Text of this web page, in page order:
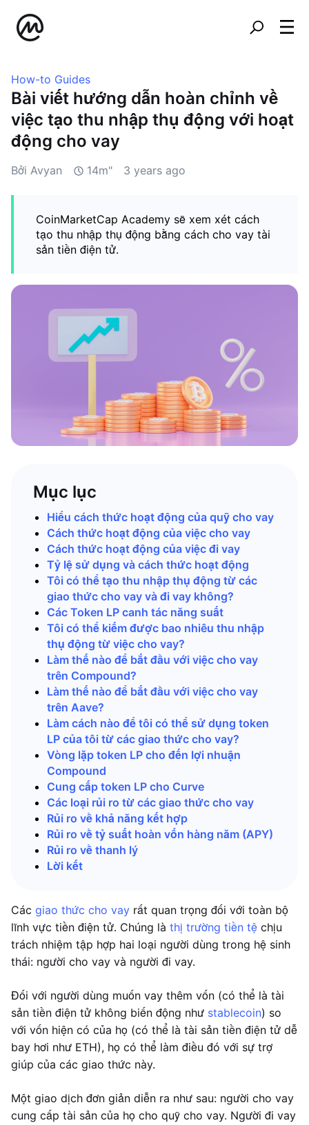
How-to Guides
Bài viết hướng dẫn hoàn chỉnh về
việc tạo thu nhập thụ động với hoạt
động cho vay
Bởi Avyan 14m" 3 years ago
CoinMarketCap Academy sẽ xem xét cách
tạo thu nhập thụ động bằng cách cho vay tài
sản tiền điện tử.
Mục lục
Hiểu cách thức hoạt động của quỹ cho vay
Cách thức hoạt động của việc cho vay
Cách thức hoạt động của việc đi vay
Tỷ lệ sử dụng và cách thức hoạt động
Tôi có thể tạo thu nhập thụ động từ các
giao thức cho vay và đi vay không?
Các Token LP canh tác năng suất
Tôi có thể kiếm được bao nhiêu thu nhập
thụ động từ việc cho vay?
Làm thế nào để bắt đầu với việc cho vay
trên Compound?
Làm thế nào để bắt đầu với việc cho vay
trên Aave?
Làm cách nào để tôi có thể sử dụng token
LP của tôi từ các giao thức cho vay?
Vòng lặp token LP cho đến lợi nhuận
Compound
Cung cấp token LP cho Curve
Các loại rủi ro từ các giao thức cho vay
Rủi ro về khả năng kết hợp
Rủi ro về tỷ suất hoàn vốn hàng năm (APY)
Rủi ro về thanh lý
Lời kết
Các giao thức cho vay rất quan trọng đối với toàn bộ
lĩnh vực tiền điện tử. Chúng là thị trường tiền tệ chịu
trách nhiệm tập hợp hai loại người dùng trong hệ sinh
thái: người cho vay và người đi vay.
Đối với người dùng muốn vay thêm vốn (có thể là tài
sản tiền điện tử không biến động như stablecoin) so
với vốn hiện có của họ (có thể là tài sản tiền điện tử dễ
bay hơi như ETH), họ có thể làm điều đó với sự trợ
giúp của các giao thức này.
Một giao dịch đơn giản diễn ra như sau: người cho vay
cung cấp tài sản của họ cho quỹ cho vay. Người đi vay